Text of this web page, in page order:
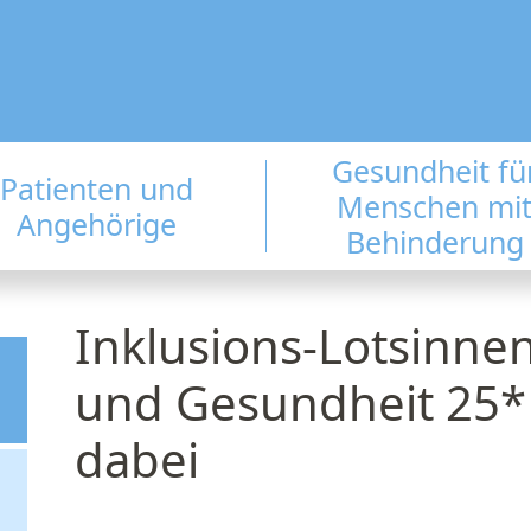
Patienten und
Angehörige
Gesundheit
Menschen
Behinderung
Inklusions-
und Gesundheit
dabei